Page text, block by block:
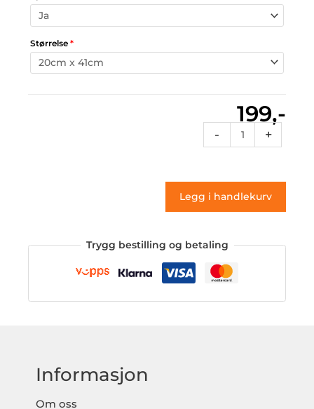
Størrelse *
199,-
-
030
antall
+
Legg i handlekurv
Trygg bestilling og betaling
Informasjon
Om oss